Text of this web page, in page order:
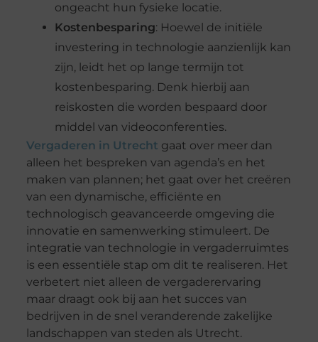
ongeacht hun fysieke locatie.
Kostenbesparing: Hoewel de initiële
investering in technologie aanzienlijk kan
zijn, leidt het op lange termijn tot
kostenbesparing. Denk hierbij aan
reiskosten die worden bespaard door
middel van videoconferenties.
Vergaderen in Utrecht gaat over meer dan
alleen het bespreken van agenda’s en het
maken van plannen; het gaat over het creëren
van een dynamische, efficiënte en
technologisch geavanceerde omgeving die
innovatie en samenwerking stimuleert. De
integratie van technologie in vergaderruimtes
is een essentiële stap om dit te realiseren. Het
verbetert niet alleen de vergaderervaring
maar draagt ook bij aan het succes van
bedrijven in de snel veranderende zakelijke
landschappen van steden als Utrecht.